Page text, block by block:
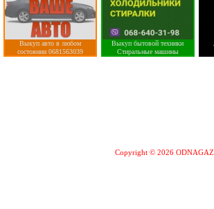
Выкуп авто в любом
состоянии 0681563039
Выкуп бытовой техники
Стиральные машины
Copyright © 2026